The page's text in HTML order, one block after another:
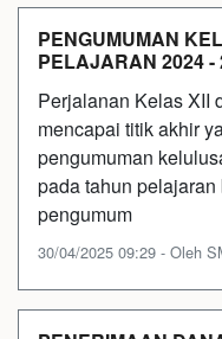
PENGUMUMAN
PELAJARAN 2024 -
Perjalanan Kelas XII
mencapai titik akhir
pengumuman
pada tahun
pengumum
30/04/2025 09:29 - Oleh